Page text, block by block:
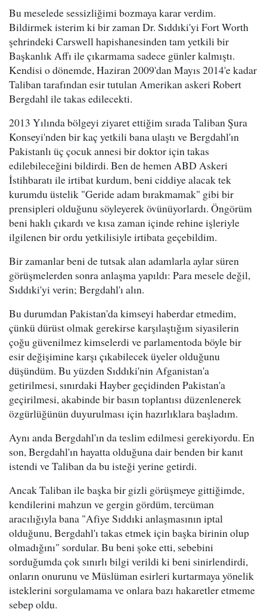
Bu meselede sessizliğimi bozmaya karar verdim.
Bildirmek isterim ki bir zaman Dr. Sıddıki'yi Fort Worth
şehrindeki Carswell hapishanesinden tam yetkili bir
Başkanlık Affı ile çıkarmama sadece günler kalmıştı.
Kendisi o dönemde, Haziran 2009'dan Mayıs 2014'e kadar
Taliban tarafından esir tutulan Amerikan askeri Robert
Bergdahl ile takas edilecekti.
2013 Yılında bölgeyi ziyaret ettiğim sırada Taliban Şura
Konseyi'nden bir kaç yetkili bana ulaştı ve Bergdahl'ın
Pakistanlı üç çocuk annesi bir doktor için takas
edilebileceğini bildirdi. Ben de hemen ABD Askeri
İstihbaratı ile irtibat kurdum, beni ciddiye alacak tek
kurumdu üstelik "Geride adam bırakmamak" gibi bir
prensipleri olduğunu söyleyerek övünüyorlardı. Öngörüm
beni haklı çıkardı ve kısa zaman içinde rehine işleriyle
ilgilenen bir ordu yetkilisiyle irtibata geçebildim.
Bir zamanlar beni de tutsak alan adamlarla aylar süren
görüşmelerden sonra anlaşma yapıldı: Para mesele değil,
Sıddıki'yi verin; Bergdahl'ı alın.
Bu durumdan Pakistan'da kimseyi haberdar etmedim,
çünkü dürüst olmak gerekirse karşılaştığım siyasilerin
çoğu güvenilmez kimselerdi ve parlamentoda böyle bir
esir değişimine karşı çıkabilecek üyeler olduğunu
düşündüm. Bu yüzden Sıddıki'nin Afganistan'a
getirilmesi, sınırdaki Hayber geçidinden Pakistan'a
geçirilmesi, akabinde bir basın toplantısı düzenlenerek
özgürlüğünün duyurulması için hazırlıklara başladım.
Aynı anda Bergdahl'ın da teslim edilmesi gerekiyordu. En
son, Bergdahl'ın hayatta olduğuna dair benden bir kanıt
istendi ve Taliban da bu isteği yerine getirdi.
Ancak Taliban ile başka bir gizli görüşmeye gittiğimde,
kendilerini mahzun ve gergin gördüm, tercüman
aracılığıyla bana "Afiye Sıddıki anlaşmasının iptal
olduğunu, Bergdahl'ı takas etmek için başka birinin olup
olmadığını" sordular. Bu beni şoke etti, sebebini
sorduğumda çok sınırlı bilgi verildi ki beni sinirlendirdi,
onların onurunu ve Müslüman esirleri kurtarmaya yönelik
isteklerini sorgulamama ve onlara bazı hakaretler etmeme
sebep oldu.